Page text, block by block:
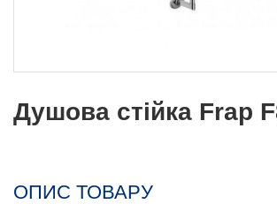
Душова стійка Frap
ОПИС ТОВАРУ